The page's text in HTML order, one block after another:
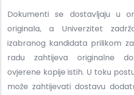
Dokumenti se dostavljaju u
originala, a Univerzitet
izabranog kandidata prilikom
radu zahtijeva originalne
ovjerene kopije istih. U toku
može zahtijevati dostavu